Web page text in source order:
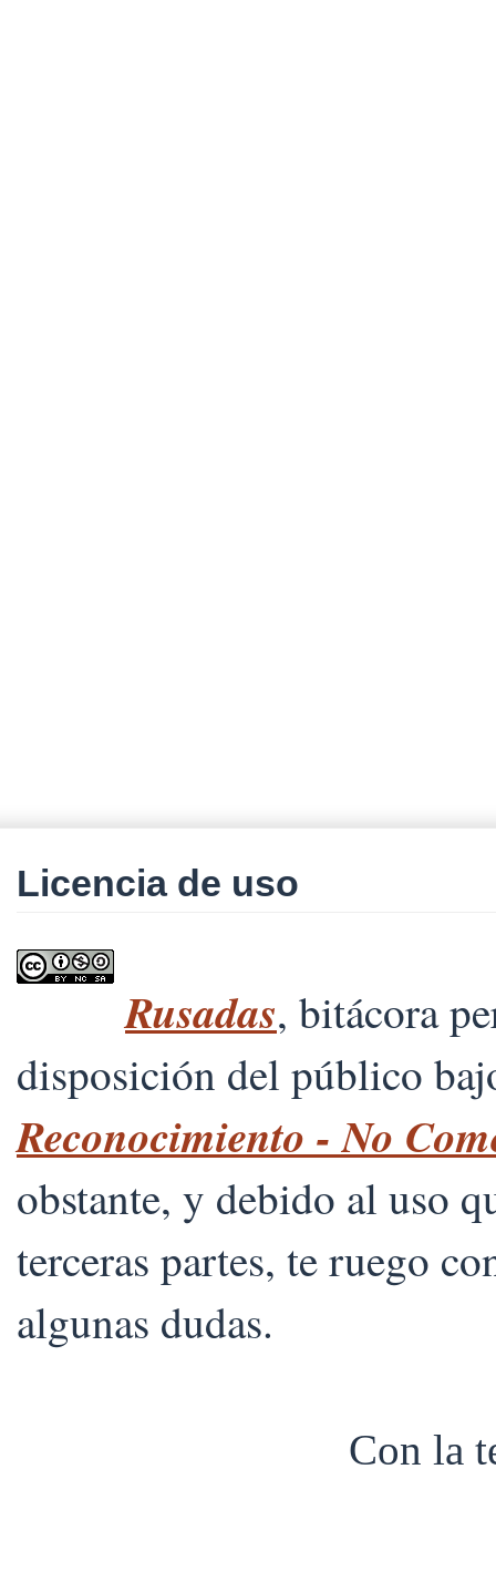
Licencia de uso
Rusadas, bitácora
disposición del público
Reconocimiento - No
obstante, y debido al uso
terceras partes, te ruego
algunas dudas.
Con la